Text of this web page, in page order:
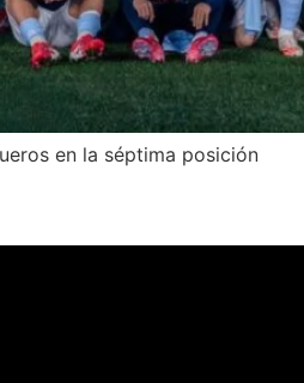
en la séptima posición